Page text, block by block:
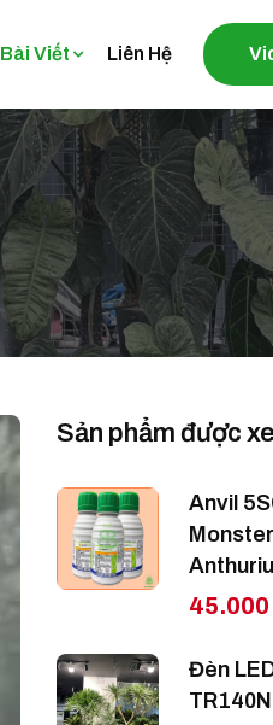
Bài Viết Liên Hệ
Sản phẩm được
Anvil
Đèn